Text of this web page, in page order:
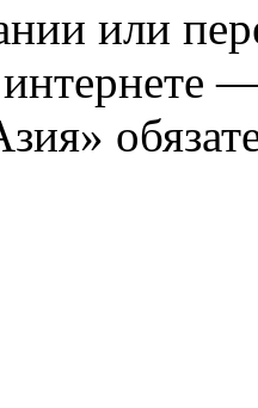
или
интернете